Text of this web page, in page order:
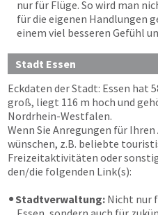
nur für Flüge. So wird man
für die eigenen Handlungen
einem viel besseren Gefühl
Stadt Essen
Eckdaten der Stadt: Essen hat
groß, liegt 116 m hoch und
Nordrhein-Westfalen.
Wenn Sie Anregungen für
wünschen, z.B. beliebte
Freizeitaktivitäten oder
den/die folgenden Link(s):
Stadtverwaltung: Nicht nur